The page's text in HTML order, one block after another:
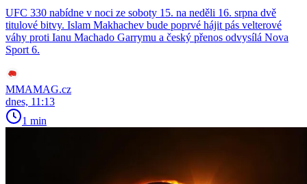
UFC 330 nabídne v noci ze soboty 15. na neděli 16. srpna dvě
titulové bitvy. Islam Makhachev bude poprvé hájit pás velterové
váhy proti Ianu Machado Garrymu a český přenos odvysílá Nova
Sport 6.
MMAMAG.cz
dnes, 11:13
1 min